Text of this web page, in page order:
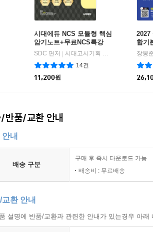
시대에듀 NCS 모듈형 핵심
암기노트+무료NCS특강
SDC 편저 | 시대고시기획 시대교육
14건
11,200원
2027
합기
통능
능력
장봉
반품/교환 안내
내
배송 구분
구매 후 즉시 다운로드 가능
배송비 : 무료배송
교환 안내
설명에 반품/교환과 관련한 안내가 있는경우 아